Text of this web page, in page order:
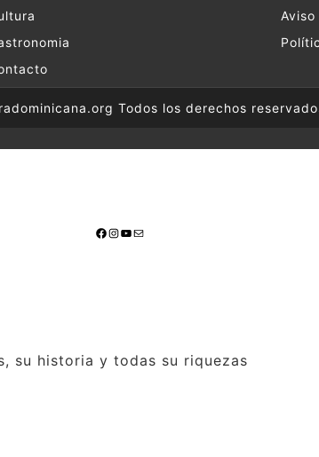
Todos los derechos
Facebook
Instagram
YouTube
Mail
su historia y todas su riquezas